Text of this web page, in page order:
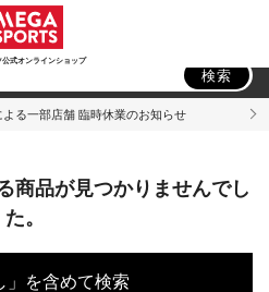
公式オンラインショップ
検索
る一部店舗 臨時休業のお知らせ
商品が見つかりませんでし
た。
」を含めて検索